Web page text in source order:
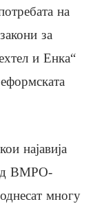
на
за
и Енка“
најавија
ВМРО-
многу